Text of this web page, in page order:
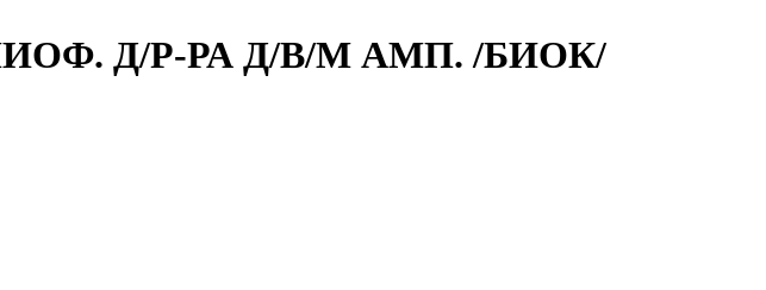
Д/Р-РА Д/В/М АМП. /БИОК/